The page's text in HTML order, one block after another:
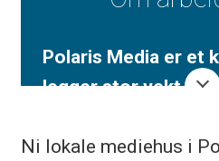
Polaris Media er et
legger stor vekt på
mediehusenes
Ni lokale mediehus i